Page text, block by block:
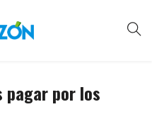
pagar por los